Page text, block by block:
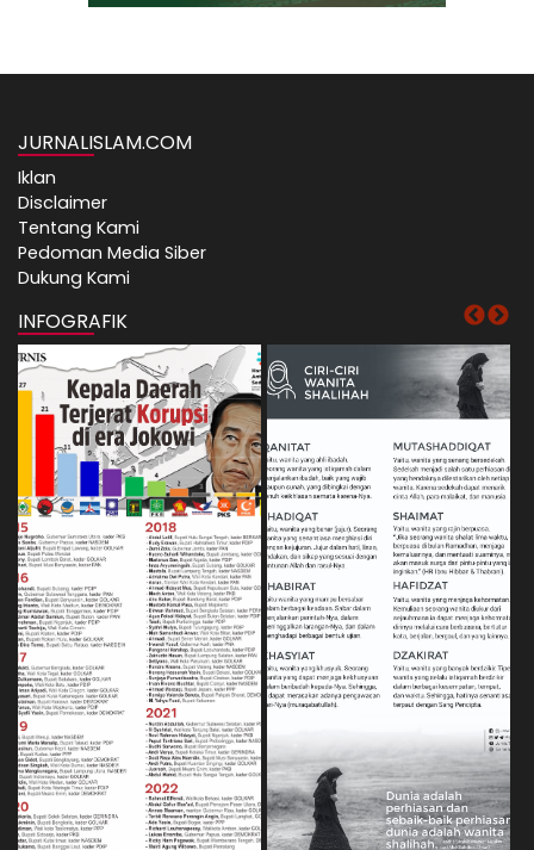
JURNALISLAM.COM
Iklan
Disclaimer
Tentang Kami
Pedoman Media Siber
Dukung Kami
INFOGRAFIK